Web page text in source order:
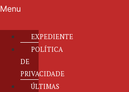
Menu
EXPEDIENTE
POLÍTICA
DE
PRIVACIDADE
ÚLTIMAS